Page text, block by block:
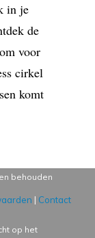
in je
de
voor
cirkel
komt
behouden
| Contact
op het